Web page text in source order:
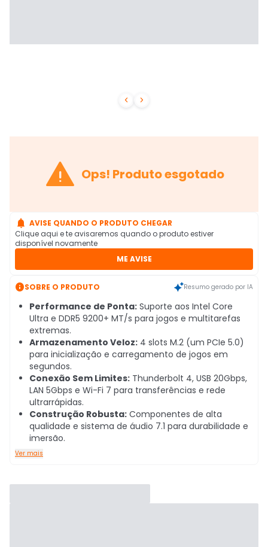
 
 Ops! Produto esgotado
 AVISE QUANDO O PRODUTO CHEGAR
Clique aqui e te avisaremos quando o produto estiver
disponível novamente
ME AVISE
SOBRE O PRODUTO Resumo gerado por IA
Performance de Ponta: Suporte aos Intel Core
Ultra e DDR5 9200+ MT/s para jogos e multitarefas
extremas.
Armazenamento Veloz: 4 slots M.2 (um PCIe 5.0)
para inicialização e carregamento de jogos em
segundos.
Conexão Sem Limites: Thunderbolt 4, USB 20Gbps,
LAN 5Gbps e Wi-Fi 7 para transferências e rede
ultrarrápidas.
Construção Robusta: Componentes de alta
qualidade e sistema de áudio 7.1 para durabilidade e
imersão.
Ver mais